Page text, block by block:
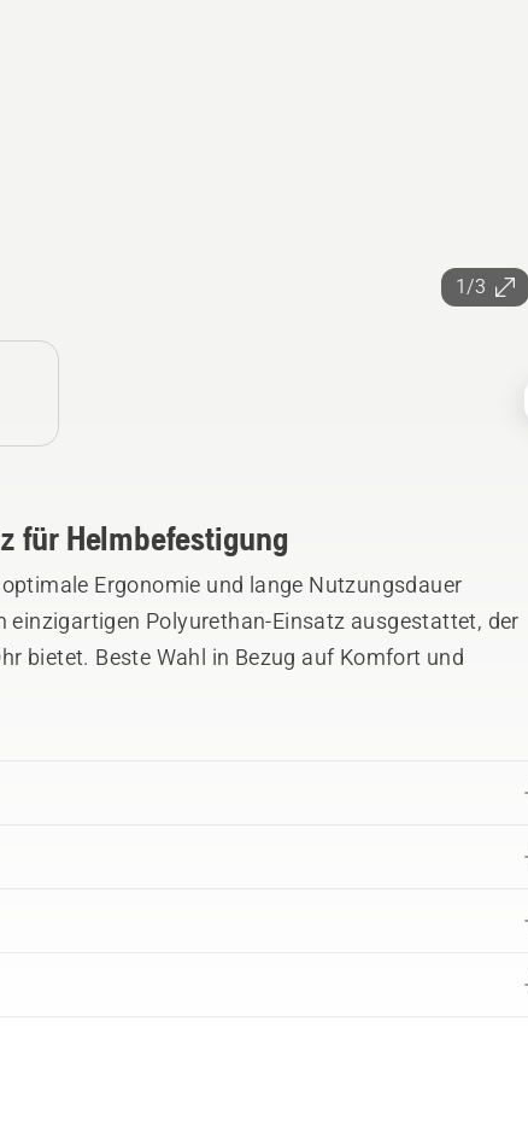
1/3
für Helmbefestigung
Ergonomie und lange Nutzungsdauer
einzigartigen Polyurethan-Einsatz ausgestattet, der
bietet. Beste Wahl in Bezug auf Komfort und